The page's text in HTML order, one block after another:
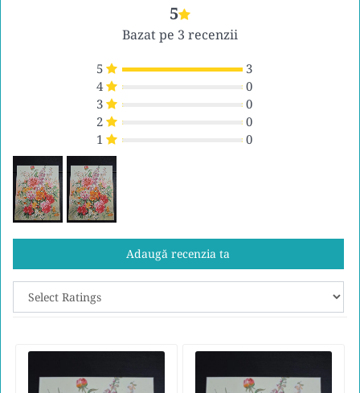
5
Bazat pe 3 recenzii
5
3
4
0
3
0
2
0
1
0
Adaugă recenzia ta